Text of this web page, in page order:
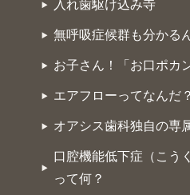
入れ歯駆け込み寺
無呼吸症候群も分かる
お子さん！「お口ポカ
エアフローってなんだ？
オアシス歯科独自の専
口腔機能低下症（こう
って何？